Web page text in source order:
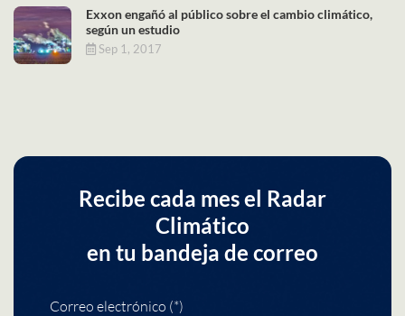
Exxon engañó al público sobre el cambio climático,
según un estudio
Sep 1, 2017
Recibe cada mes el Radar
Climático
en tu bandeja de correo
Correo electrónico (*)